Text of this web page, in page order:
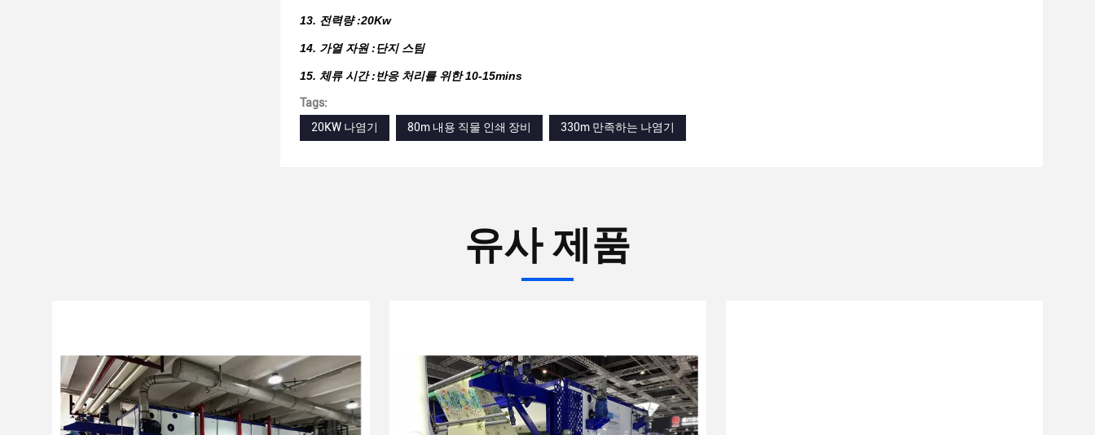
13. 전력량 :20Kw
14. 가열 자원 :단지 스팀
15. 체류 시간 :반응 처리를 위한 10-15mins
Tags:
20KW 나염기
80m 내용 직물 인쇄 장비 330m 만족하는 나염기
유사 제품